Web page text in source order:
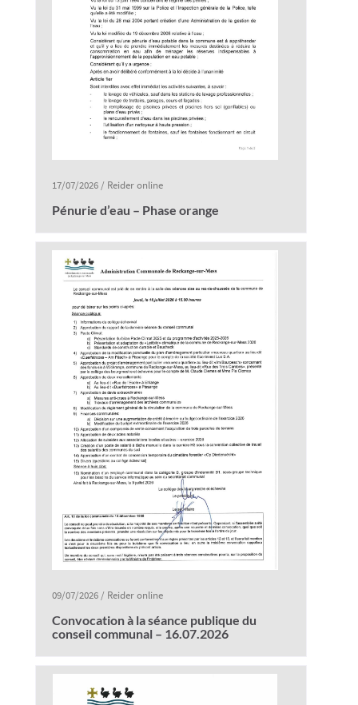
17/07/2026/ Reider online
Pénurie d’eau – Phase orange
09/07/2026/ Reider online
Convocation à la séance publique du
conseil communal – 16.07.2026